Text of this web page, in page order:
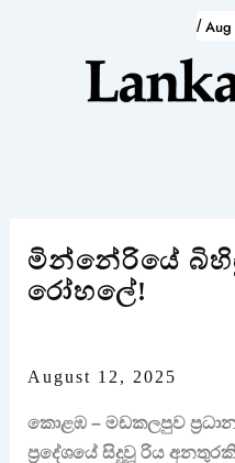
/
මින්නේරියේ
රෝහලේ!
August 12, 2025
කොළඹ – මඩකලපුව
ප්‍රදේශයේ සිදුවූ රිය